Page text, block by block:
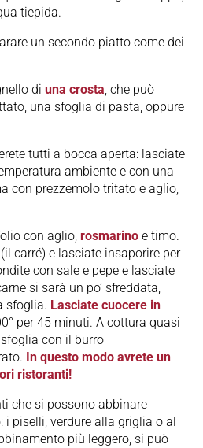
tiepida.
un secondo piatto come dei
diuna crosta, che può
una sfoglia di pasta, oppure
tutti a bocca aperta: lasciate
ambiente e con una
con prezzemolo tritato e aglio,
con aglio,rosmarino e timo.
carré) e lasciate insaporire per
con sale e pepe e lasciate
si sarà un po’ sfreddata,
sfoglia. Lasciate cuocere in
per 45 minuti. A cottura quasi
con il burro
In questo modo avrete un
ristoranti!
che si possono abbinare
i piselli, verdure alla griglia o al
più leggero, si può